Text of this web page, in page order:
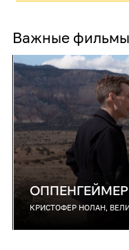
Важные фильмы
ОППЕНГЕЙМЕР
КРИСТОФЕР НОЛАН,